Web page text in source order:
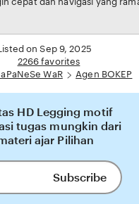
on Sep 9, 2025
2266 favorites
WaR
Agen BOKEP
HD Legging motif
tugas mungkin dari
ajar Pilihan
Subscribe